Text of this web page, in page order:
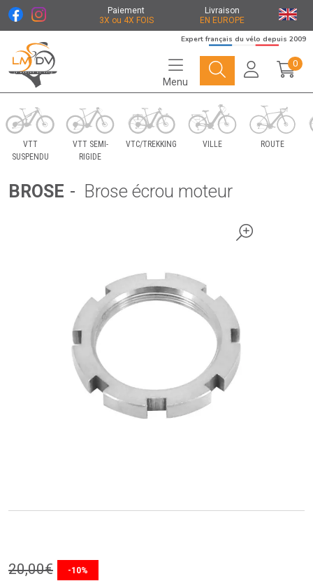
Paiement
3X ou 4X FOIS
Livraison
EN EUROPE
Le Marché du Vélo Votre distributeurs de vélo
Expert français du vélo depuis 2009
Menu
0
VTT
SUSPENDU
VTT SEMI-
RIGIDE
VTC/TREKKING VILLE ROUTE
BROSE - Brose écrou moteur
20,00€ -10%